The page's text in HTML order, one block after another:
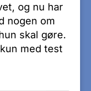
og nu har
nogen om
skal gøre.
med test